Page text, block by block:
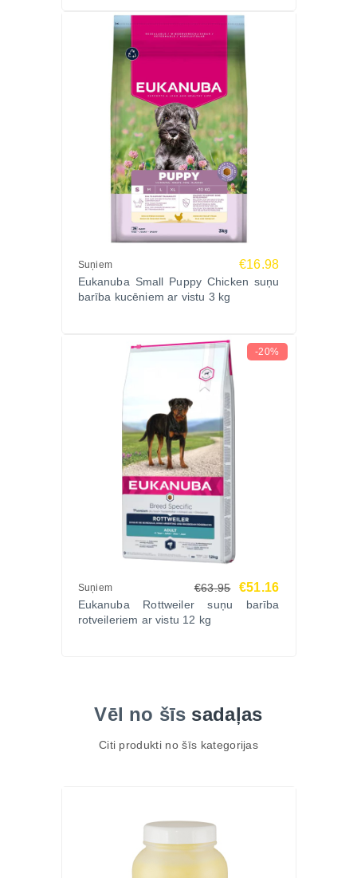
Suņiem €16.98
Eukanuba Small Puppy Chicken suņu
barība kucēniem ar vistu 3 kg
-20%
Suņiem €63.95 €51.16
Eukanuba Rottweiler suņu barība
rotveileriem ar vistu 12 kg
Vēl no šīs sadaļas
Citi produkti no šīs kategorijas